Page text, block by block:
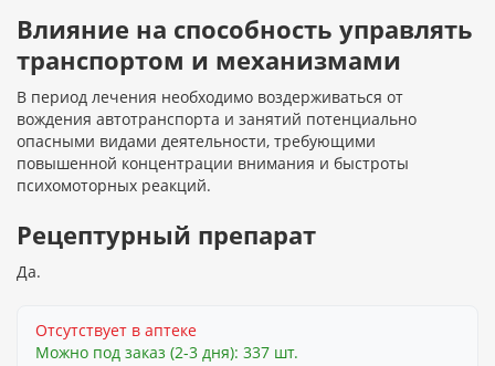
Влияние на способность управлять
транспортом и механизмами
В период лечения необходимо воздерживаться от
вождения автотранспорта и занятий потенциально
опасными видами деятельности, требующими
повышенной концентрации внимания и быстроты
психомоторных реакций.
Рецептурный препарат
Да.
Отсутствует в аптеке
Можно под заказ (2-3 дня): 337 шт.